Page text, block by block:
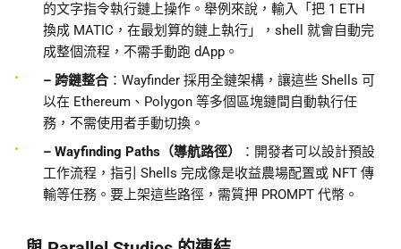
的文字指令執行鏈上操作。舉例來說，輸入「把 1 ETH
換成 MATIC，在最划算的鏈上執行」，shell 就會自動完
成整個流程，不需手動跑 dApp。
– 跨鏈整合 ：Wayfinder 採用全鏈架構，讓這些 Shells 可
以在 Ethereum、Polygon 等多個區塊鏈間自動執行任
務，不需使用者手動切換。
– Wayfinding Paths（導航路徑）
：開發者可以設計預設
工作流程，指引 Shells 完成像是收益農場配置或 NFT 傳
輸等任務。要上架這些路徑，需質押 PROMPT 代幣。